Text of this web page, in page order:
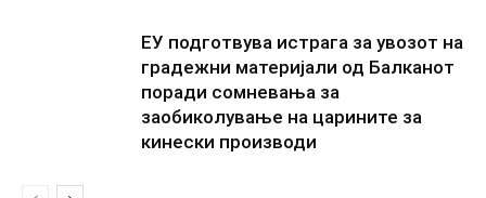
ЕУ подготвува истрага за увозот на
градежни материјали од Балканот
поради сомневања за
заобиколување на царините за
кинески производи